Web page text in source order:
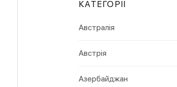
КАТЕГОРІЇ
Австралія
Австрія
Азербайджан